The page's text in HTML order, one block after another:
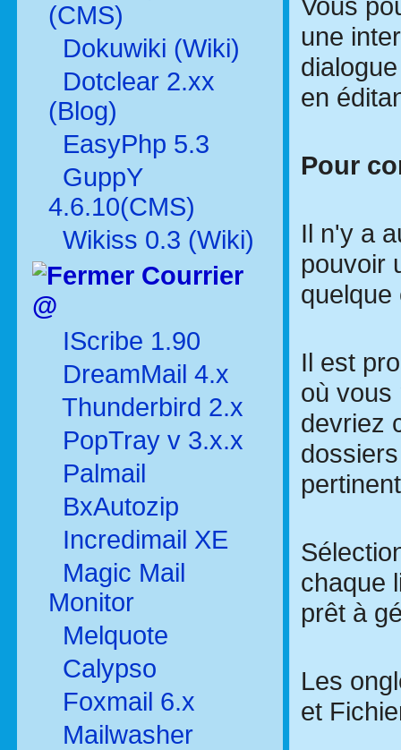
(CMS)
Dokuwiki (Wiki)
Dotclear 2.xx
(Blog)
EasyPhp 5.3
GuppY
4.6.10(CMS)
Wikiss 0.3 (Wiki)
Courrier
@
IScribe 1.90
DreamMail 4.x
Thunderbird 2.x
PopTray v 3.x.x
Palmail
BxAutozip
Incredimail XE
Magic Mail
Monitor
Melquote
Calypso
Foxmail 6.x
Mailwasher
une
en
Pour
Il n'y a
pouvoir
quelque
Il est
où vous
devriez
chaque
prêt à
Les
et